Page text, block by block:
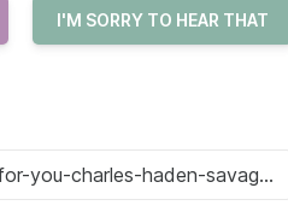
I'M SORRY TO HEAR THAT